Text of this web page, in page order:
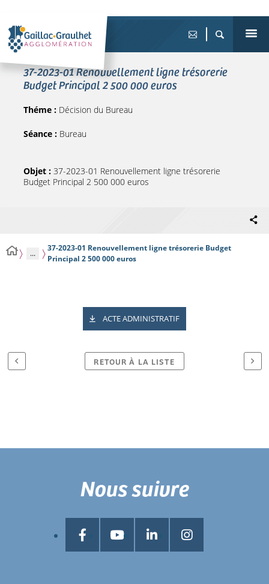
37-2023-01 Renouvellement ligne trésorerie
Budget Principal 2 500 000 euros
Théme : Décision du Bureau
Séance : Bureau
Objet : 37-2023-01 Renouvellement ligne trésorerie
Budget Principal 2 500 000 euros
...
37-2023-01 Renouvellement ligne trésorerie Budget
Principal 2 500 000 euros
ACTE ADMINISTRATIF
RETOUR À LA LISTE
Nous suivre